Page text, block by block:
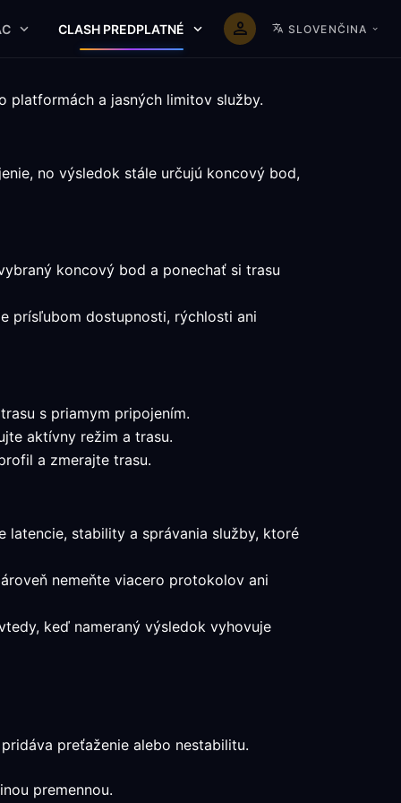
CLASH PREDPLATNÉ SLOVENČINA
platformách a jasných limitov služby.
no výsledok stále určujú koncový bod,
koncový bod a ponechať si trasu
prísľubom dostupnosti, rýchlosti ani
s priamym pripojením.
aktívny režim a trasu.
a zmerajte trasu.
latencie, stability a správania služby, ktoré
nemeňte viacero protokolov ani
keď nameraný výsledok vyhovuje
preťaženie alebo nestabilitu.
premennou.